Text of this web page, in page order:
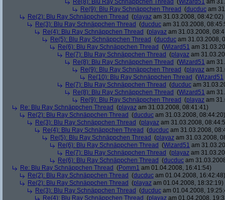
Re(8): Blu Ray Schnäppchen Thread (Wizard51 am
Re(9): Blu Ray Schnäppchen Thread (ducduc am
Re(2): Blu Ray Schnäppchen Thread (playaz am 31.03.2008, 08:42:02)
Re(3): Blu Ray Schnäppchen Thread (ducduc am 31.03.2008,
Re(4): Blu Ray Schnäppchen Thread (playaz am 31.03.2008,
Re(5): Blu Ray Schnäppchen Thread (ducduc am 31.03.2008,
Re(6): Blu Ray Schnäppchen Thread (Wizard51 am
Re(7): Blu Ray Schnäppchen Thread (playaz am
Re(8): Blu Ray Schnäppchen Thread (Wizard51 am
Re(9): Blu Ray Schnäppchen Thread (playaz am
Re(10): Blu Ray Schnäppchen Thread (Wizard51
Re(7): Blu Ray Schnäppchen Thread (ducduc am
Re(8): Blu Ray Schnäppchen Thread (Wizard51 am
Re(9): Blu Ray Schnäppchen Thread (playaz am
Re: Blu Ray Schnäppchen Thread (playaz am 31.03.2008, 08:41:41)
Re(2): Blu Ray Schnäppchen Thread (ducduc am 31.03.2008, 08:44:20)
Re(3): Blu Ray Schnäppchen Thread (playaz am 31.03.2008,
Re(4): Blu Ray Schnäppchen Thread (ducduc am 31.03.2008,
Re(5): Blu Ray Schnäppchen Thread (playaz am 31.03.2008,
Re(6): Blu Ray Schnäppchen Thread (Wizard51 am
Re(7): Blu Ray Schnäppchen Thread (playaz am
Re(6): Blu Ray Schnäppchen Thread (ducduc am
Re: Blu Ray Schnäppchen Thread (Pomm1 am 01.04.2008, 16:41:54)
Re(2): Blu Ray Schnäppchen Thread (ducduc am 01.04.2008, 16:42:48)
Re(2): Blu Ray Schnäppchen Thread (playaz am 01.04.2008, 18:32:19)
Re(3): Blu Ray Schnäppchen Thread (ducduc am 01.04.2008,
Re(4): Blu Ray Schnäppchen Thread (playaz am 01.04.2008,